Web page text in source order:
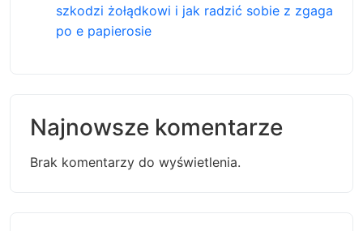
szkodzi żołądkowi i jak radzić sobie z zgaga
po e papierosie
Najnowsze komentarze
Brak komentarzy do wyświetlenia.